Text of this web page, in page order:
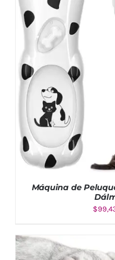
Máquina de
$